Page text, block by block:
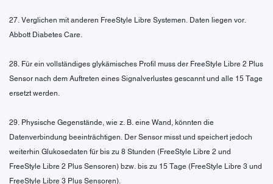
27. Verglichen mit anderen FreeStyle Libre Systemen. Daten liegen vor.
Abbott Diabetes Care.
28. Für ein vollständiges glykämisches Profil muss der FreeStyle Libre 2 Plus
Sensor nach dem Auftreten eines Signalverlustes gescannt und alle 15 Tage
ersetzt werden.
29. Physische Gegenstände, wie z. B. eine Wand, könnten die
Datenverbindung beeinträchtigen. Der Sensor misst und speichert jedoch
weiterhin Glukosedaten für bis zu 8 Stunden (FreeStyle Libre 2 und
FreeStyle Libre 2 Plus Sensoren) bzw. bis zu 15 Tage (FreeStyle Libre 3 und
FreeStyle Libre 3 Plus Sensoren).